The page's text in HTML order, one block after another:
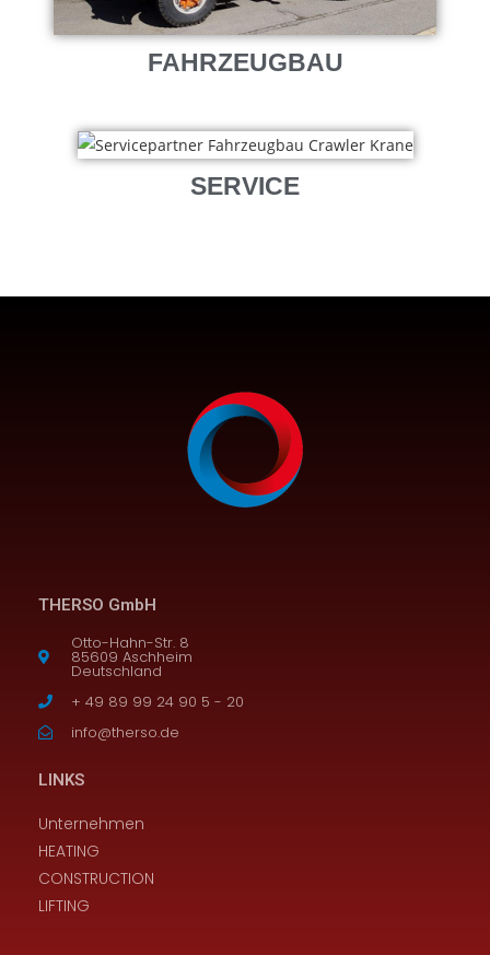
FAHRZEUGBAU
SERVICE
THERSO GmbH
Otto-Hahn-Str. 8
85609 Aschheim
Deutschland
+ 49 89 99 24 90 5 - 20
info@therso.de
LINKS
Unternehmen
HEATING
CONSTRUCTION
LIFTING